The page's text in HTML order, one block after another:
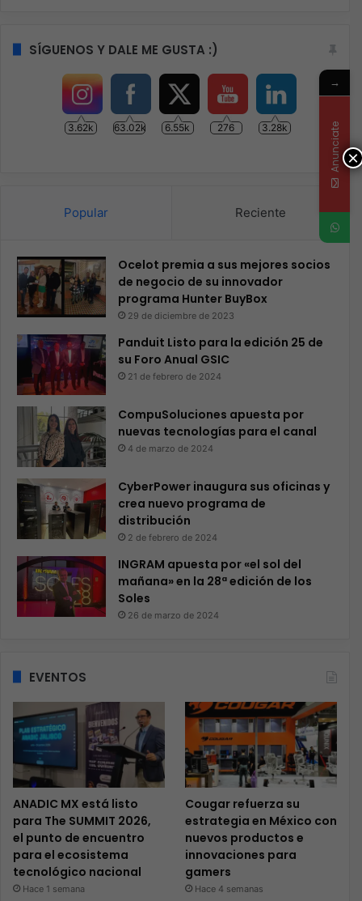
SÍGUENOS Y DALE ME GUSTA :)
3.62k 63.02k 6.55k 276 3.28k
Popular Reciente
Ocelot premia a sus mejores socios
de negocio de su innovador
programa Hunter BuyBox
29 de diciembre de 2023
Panduit Listo para la edición 25 de
su Foro Anual GSIC
21 de febrero de 2024
CompuSoluciones apuesta por
nuevas tecnologías para el canal
4 de marzo de 2024
CyberPower inaugura sus oficinas y
crea nuevo programa de
distribución
2 de febrero de 2024
INGRAM apuesta por «el sol del
mañana» en la 28ª edición de los
Soles
26 de marzo de 2024
EVENTOS
ANADIC MX está listo
para The SUMMIT 2026,
el punto de encuentro
para el ecosistema
tecnológico nacional
Hace 1 semana
Cougar refuerza su
estrategia en México con
nuevos productos e
innovaciones para
gamers
Hace 4 semanas
×
→
Anunciate